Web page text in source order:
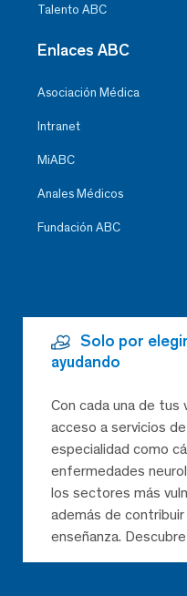
Talento ABC
Enlaces ABC
Asociación Médica
Intranet
MiABC
Anales Médicos
Fundación ABC
Solo por
ayudando
Con cada una de tus
acceso a servicios
especialidad como
enfermedades
los sectores más
además de
enseñanza.